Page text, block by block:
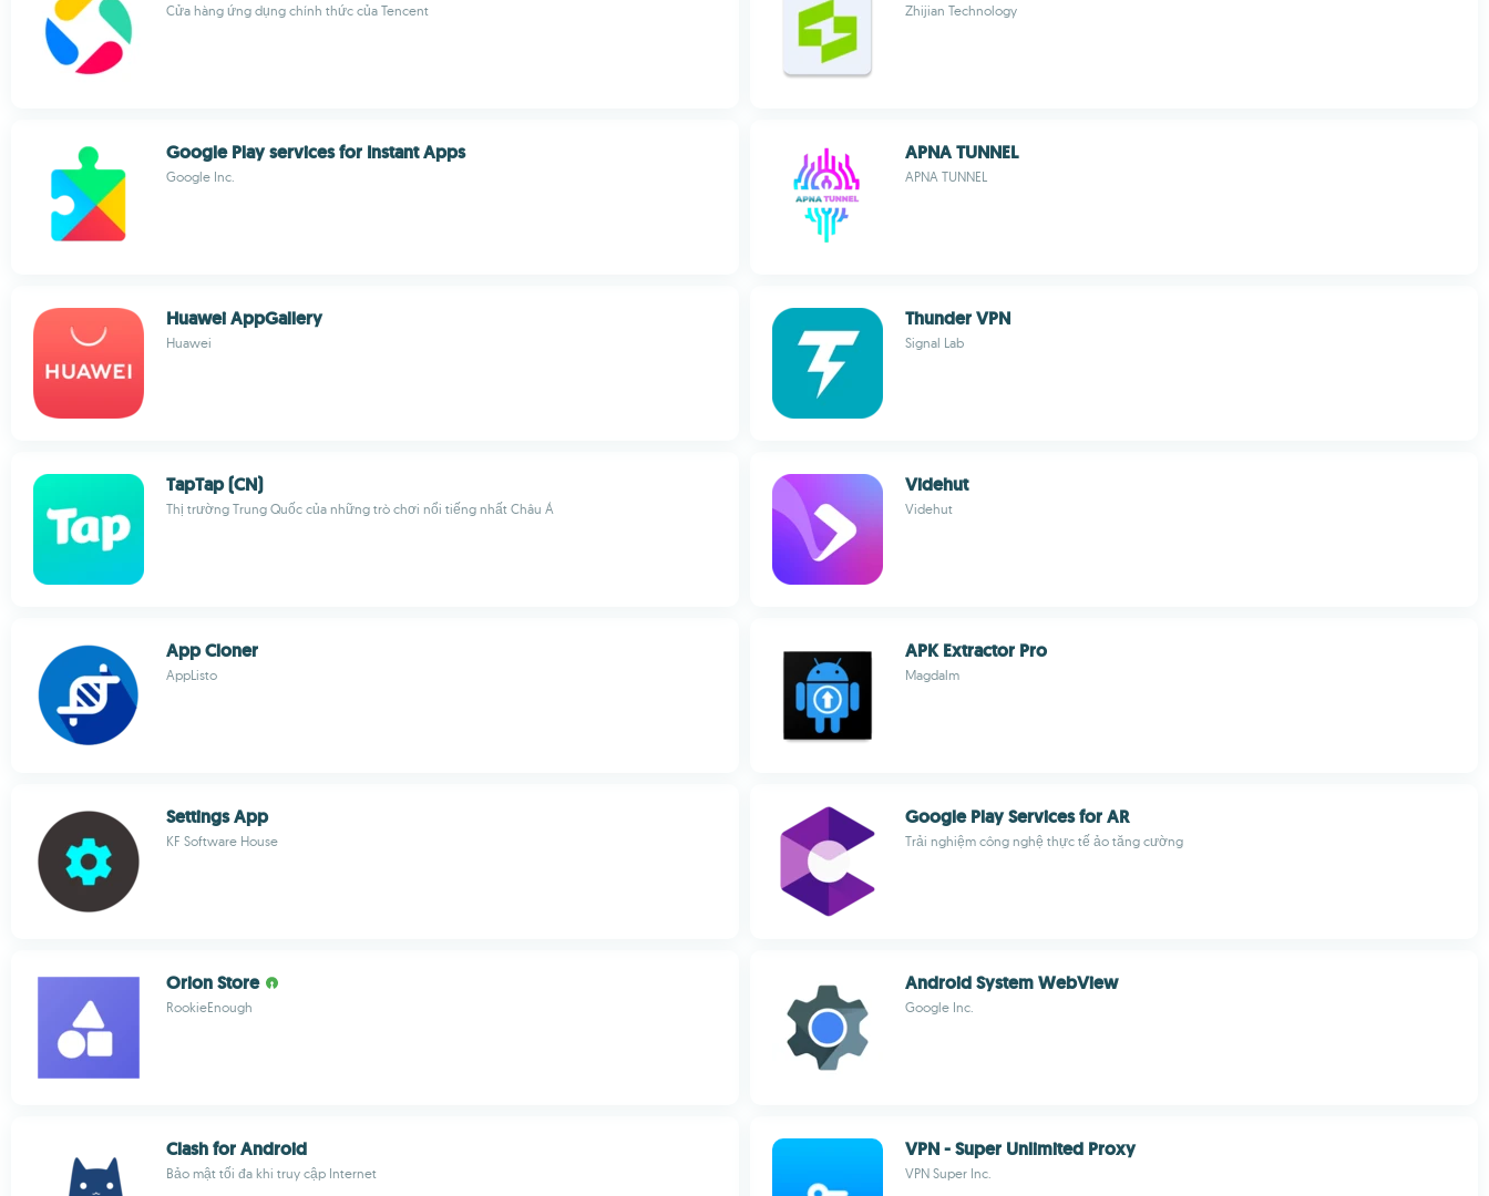
Cửa hàng ứng dụng chính thức của Tencent Zhijian Technology
Google Play services for Instant Apps
Google Inc.
APNA TUNNEL
APNA TUNNEL
Huawei AppGallery
Huawei
Thunder VPN
Signal Lab
TapTap (CN)
Thị trường Trung Quốc của những trò chơi nổi tiếng nhất Châu Á
Videhut
Videhut
App Cloner
AppListo
APK Extractor Pro
Magdalm
Settings App
KF Software House
Google Play Services for AR
Trải nghiệm công nghệ thực tế ảo tăng cường
Orion Store
RookieEnough
Android System WebView
Google Inc.
Clash for Android
Bảo mật tối đa khi truy cập Internet
VPN - Super Unlimited Proxy
VPN Super Inc.